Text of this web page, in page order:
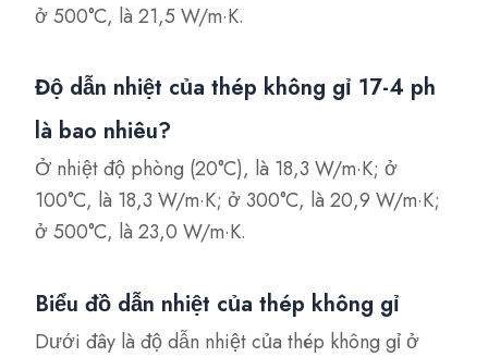
ở 500°C, là 21,5 W/m·K.
Độ dẫn nhiệt của thép không gỉ 17-4 ph
là bao nhiêu?
Ở nhiệt độ phòng (20°C), là 18,3 W/m·K; ở
100°C, là 18,3 W/m·K; ở 300°C, là 20,9 W/m·K;
ở 500°C, là 23,0 W/m·K.
Biểu đồ dẫn nhiệt của thép không gỉ
Dưới đây là độ dẫn nhiệt của thép không gỉ ở